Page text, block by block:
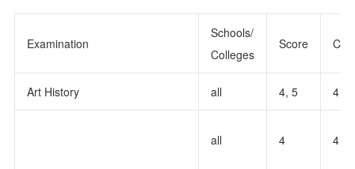
Examination
Schools/
Colleges
Score
Art History all 4, 5 4
all 4 4